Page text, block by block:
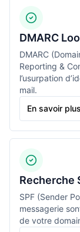
DMARC
DMARC
Reporting &
l’usurpation
mail.
En savoir
Recherche
SPF (Sender
messagerie
de votre